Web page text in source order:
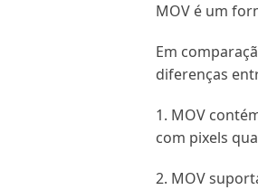
MOV é um
Em
diferenças
1. MOV
com pixels
2. MOV